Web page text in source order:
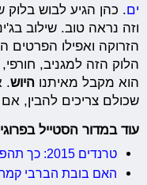
ים. כהן הגיע לבוש בלוק
וזה נראה טוב. שילוב
הזרוקה ואפילו
הלוק הזה למגניב,
הוא מקבל מאיתנוהיוש.
שכולם צריכים להבין,
עוד במדור הסטייל בפרוגי
טרנדים 2015: כך תהפכי את החורף למושלם
האם בובת הברבי קמה